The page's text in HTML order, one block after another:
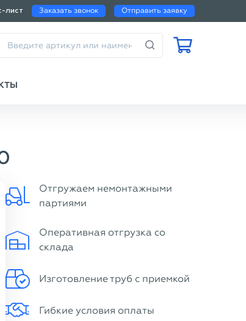
лист Заказать звонок Отправить заявку
Калькулятор
веса трубы
Отгружаем немонтажными
партиями
Оперативная отгрузка со
склада
Изготовление труб с приемкой
Гибкие условия оплаты